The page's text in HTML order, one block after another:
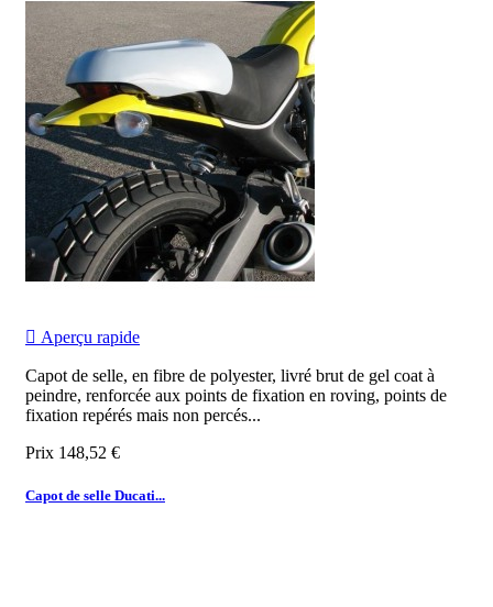
 Aperçu rapide
Capot de selle, en fibre de polyester, livré brut de gel coat à
peindre, renforcée aux points de fixation en roving, points de
fixation repérés mais non percés...
Prix 148,52 €
Capot de selle Ducati...